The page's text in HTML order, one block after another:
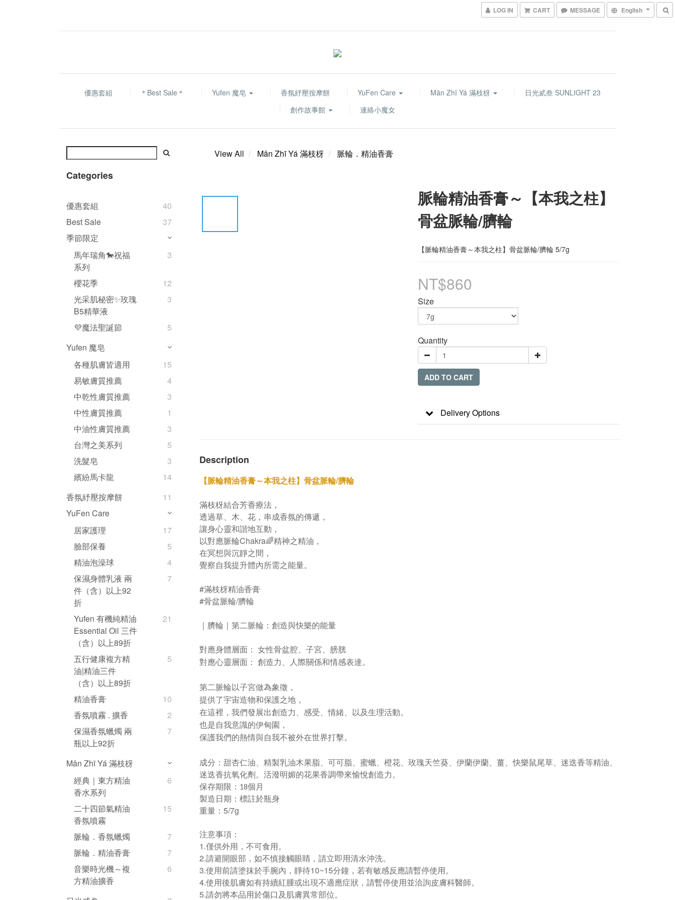
LOG IN CART MESSAGE English
優惠套組 ＊Best Sale＊ Yufen 魔皂 香氛紓壓按摩餅 YuFen Care Mǎn Zhī Yá 滿枝枒
日光貳叁 SUNLIGHT 23
創作故事館
連絡小魔女
Categories
優惠套組
40
Best Sale
37
季節限定
馬年瑞角🐎祝福
系列
3
櫻花季
12
光采肌秘密✨玫瑰
B5精華液
3
💜魔法聖誕節
5
Yufen 魔皂
各種肌膚皆適用
15
易敏膚質推薦
4
中乾性膚質推薦
3
中性膚質推薦
1
中油性膚質推薦
3
台灣之美系列
5
洗髮皂
3
繽紛馬卡龍
14
香氛紓壓按摩餅
11
YuFen Care
居家護理
17
臉部保養
5
精油泡澡球
4
保濕身體乳液 兩
件（含）以上92
折
7
Yufen 有機純精油
Essential Oil 三件
（含）以上89折
21
五行健康複方精
油|精油三件
（含）以上89折
5
精油香膏
10
香氛噴霧 . 擴香
2
保濕香氛蠟燭 兩
瓶以上92折
7
Mǎn Zhī Yá 滿枝枒
經典｜東方精油
香水系列
6
二十四節氣精油
香氛噴霧
15
脈輪．香氛蠟燭
7
脈輪．精油香膏
7
音樂時光機～複
方精油擴香
6
View All Mǎn Zhī Yá 滿枝枒 脈輪．精油香膏
脈輪精油香膏～【本我之柱】
骨盆脈輪/臍輪
【脈輪精油香膏～本我之柱】骨盆脈輪/臍輪 5/7g
NT$860
Size
Quantity
ADD TO CART
Delivery Options
Description
【脈輪精油香膏～本我之柱】骨盆脈輪/臍輪
滿枝枒結合芳香療法，
透過草、木、花，串成香氛的傳遞，
讓身心靈和諧地互動，
以對應脈輪Chakra🌈精神之精油，
在冥想與沉靜之間，
覺察自我提升體內所需之能量。
#滿枝枒精油香膏
#骨盆脈輪/臍輪
｜臍輪｜第二脈輪：創造與快樂的能量
對應身體層面： 女性骨盆腔、子宮、膀胱
對應心靈層面： 創造力、人際關係和情感表達。
第二脈輪以子宮做為象徵，
提供了宇宙造物和保護之地，
在這裡， 我們發展出創造力、感受、情緒、以及生理活動。
也是自我意識的伊甸園，
保護我們的熱情與自我不被外在世界打擊。
成分： 甜杏仁油、精製乳油木果脂、可可脂、蜜蠟、橙花、玫瑰天竺葵、伊蘭伊蘭、薑、快樂鼠尾草、迷迭香等精油、
迷迭香抗氧化劑。 活潑明媚的花果香調帶來愉悅創造力。
保存期限： 18個月
製造日期：標註於瓶身
重量：5/7g
注意事項：
1.僅供外用，不可食用。
2.請避開眼部，如不慎接觸眼睛，請立即用清水沖洗。
3.使用前請塗抹於手腕內，靜待10~15分鐘，若有敏感反應請暫停使用。
4.使用後肌膚如有持續紅腫或出現不適應症狀，請暫停使用並洽詢皮膚科醫師。
5.請勿將本品用於傷口及肌膚異常部位。